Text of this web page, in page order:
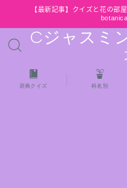
【最新記事】クイズと花の部
Cジャスミ
MENU
HOME
辞典クイズ 科名別